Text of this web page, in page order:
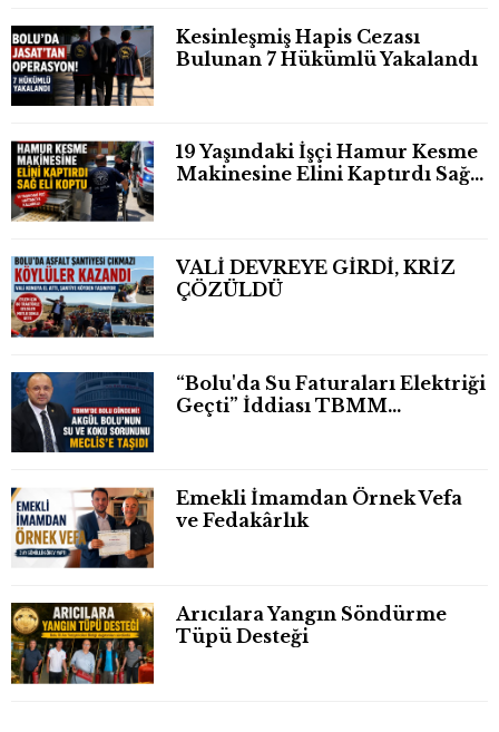
Kesinleşmiş Hapis Cezası
Bulunan 7 Hükümlü Yakalandı
19 Yaşındaki İşçi Hamur Kesme
Makinesine Elini Kaptırdı Sağ
VALİ DEVREYE GİRDİ, KRİZ
ÇÖZÜLDÜ
“Bolu'da Su Faturaları Elektriği
Geçti” İddiası TBMM
Emekli İmamdan Örnek Vefa
ve Fedakârlık
Arıcılara Yangın Söndürme
Tüpü Desteği